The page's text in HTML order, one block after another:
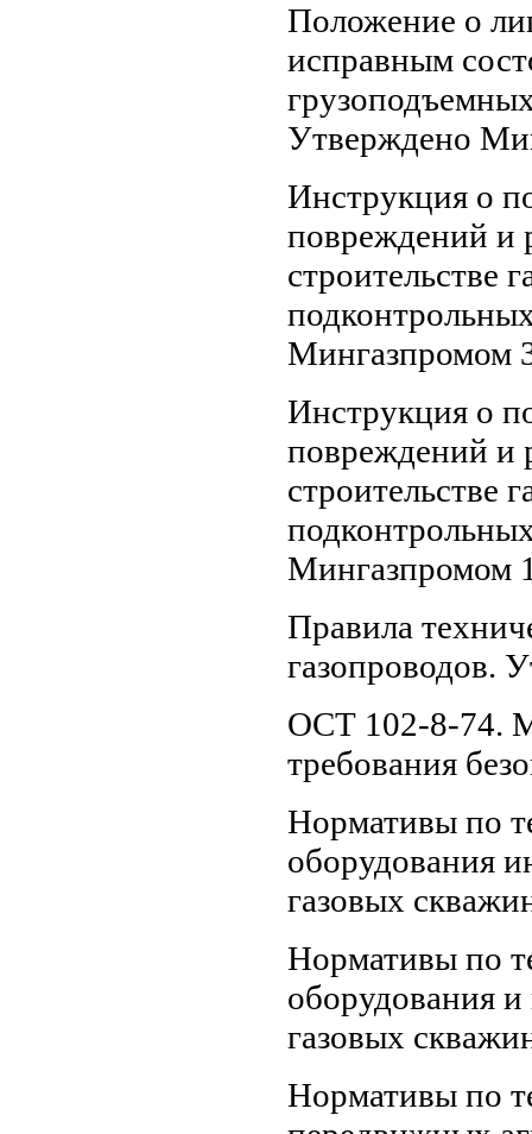
Положение о
исправным
Утверждено
Инструкция о
повреждений и
строительстве
Мингазпромом
Инструкция о
повреждений и
строительстве
Мингазпромом
Правила
газопроводов.
ОСТ 102-8-74.
требования
Нормативы по
оборудования
газовых
Нормативы по
оборудования
газовых
Нормативы по